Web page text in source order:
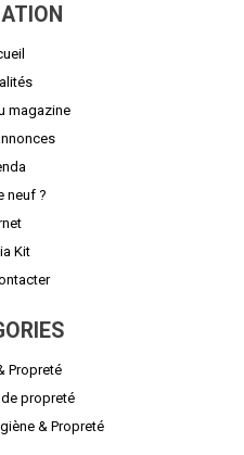
magazine
neuf ?
Kit
Propreté
propreté
& Propreté